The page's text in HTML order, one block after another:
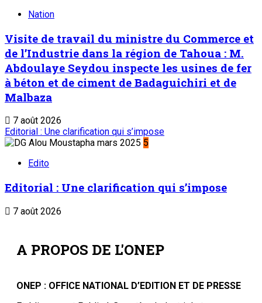
Nation
Visite de travail du ministre du Commerce et
de l’Industrie dans la région de Tahoua : M.
Abdoulaye Seydou inspecte les usines de fer
à béton et de ciment de Badaguichiri et de
Malbaza
7 août 2026
Editorial : Une clarification qui s’impose
5
Edito
Editorial : Une clarification qui s’impose
7 août 2026
A PROPOS DE L'ONEP
ONEP : OFFICE NATIONAL D’EDITION ET DE PRESSE